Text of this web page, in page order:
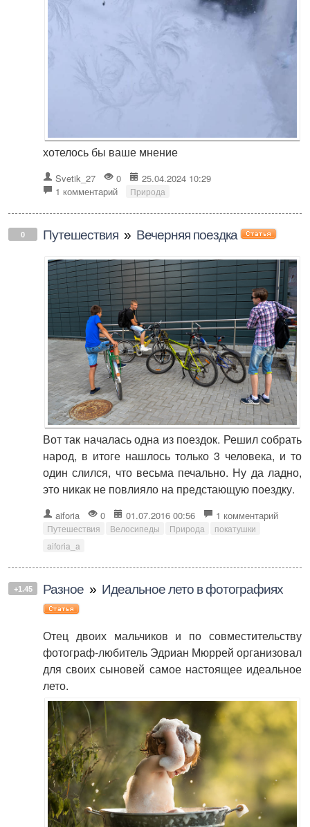
хотелось бы ваше мнение
Svetik_27 0
25.04.2024 10:29
1 комментарий
Природа
0 Путешествия » Вечерняя поездка
Вот так началась одна из поездок. Решил собрать
народ, в итоге нашлось только 3 человека, и то
один слился, что весьма печально. Ну да ладно,
это никак не повлияло на предстающую поездку.
aiforia 0 01.07.2016 00:56 1 комментарий
Путешествия Велосипеды Природа
покатушки
aiforia_a
+1.45 Разное » Идеальное лето в фотографиях
Отец двоих мальчиков и по совместительству
фотограф-любитель Эдриан Мюррей организовал
для своих сыновей самое настоящее идеальное
лето.